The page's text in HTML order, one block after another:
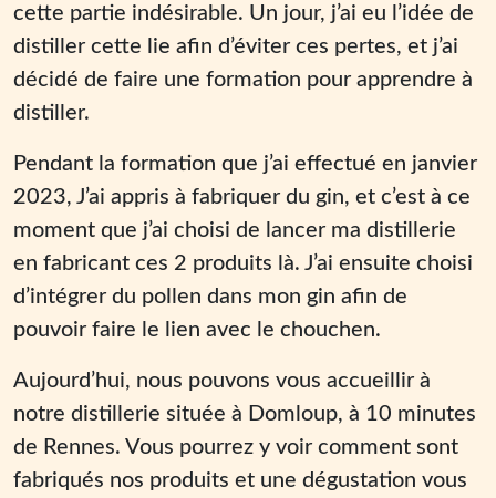
cette partie indésirable. Un jour, j’ai eu l’idée de
distiller cette lie afin d’éviter ces pertes, et j’ai
décidé de faire une formation pour apprendre à
distiller.
Pendant la formation que j’ai effectué en janvier
2023, J’ai appris à fabriquer du gin, et c’est à ce
moment que j’ai choisi de lancer ma distillerie
en fabricant ces 2 produits là. J’ai ensuite choisi
d’intégrer du pollen dans mon gin afin de
pouvoir faire le lien avec le chouchen.
Aujourd’hui, nous pouvons vous accueillir à
notre distillerie située à Domloup, à 10 minutes
de Rennes. Vous pourrez y voir comment sont
fabriqués nos produits et une dégustation vous